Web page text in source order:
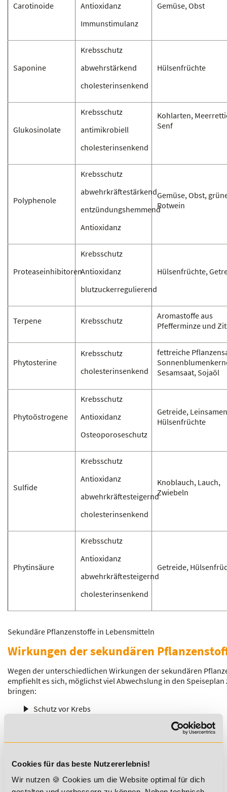
Cookies für das beste Nutzererlebnis!
Wir nutzen 🍪 Cookies um die Website optimal für dich
Carotinoide
Antioxidanz
Immunstimulanz
Gemüse, Obst
Saponine
Krebsschutz
abwehrstärkend
cholesterinsenkend
Hülsenfrüchte
Glukosinolate
Krebsschutz
antimikrobiell
cholesterinsenkend
Kohlarten,
Senf
Polyphenole
Krebsschutz
abwehrkräftestärkend
entzündungshemmend
Antioxidanz
Gemüse, Obst,
Rotwein
Proteaseinhibitoren
Krebsschutz
Antioxidanz
blutzuckerregulierend
Hülsenfrüchte,
Terpene Krebsschutz
Aromastoffe aus
Pfefferminze und
Phytosterine
Krebsschutz
cholesterinsenkend
fettreiche
Sesamsaat, Sojaöl
Phytoöstrogene
Krebsschutz
Antioxidanz
Osteoporoseschutz
Getreide,
Hülsenfrüchte
Sulfide
Krebsschutz
Antioxidanz
abwehrkräftesteigernd
cholesterinsenkend
Knoblauch, Lauch,
Zwiebeln
Phytinsäure
Krebsschutz
Antioxidanz
abwehrkräftesteigernd
cholesterinsenkend
Getreide,
Sekundäre Pflanzenstoffe in Lebensmitteln
Wirkungen der sekundären
Wegen der unterschiedlichen Wirkungen der sekundären
empfiehlt es sich, möglichst viel Abwechslung in den Speiseplan
bringen:
Schutz vor Krebs
günstige Beeinflussung der Blutfettwerte
Reduktion des Risikos von arteriosklerotischen
Gefäßerkrankungen